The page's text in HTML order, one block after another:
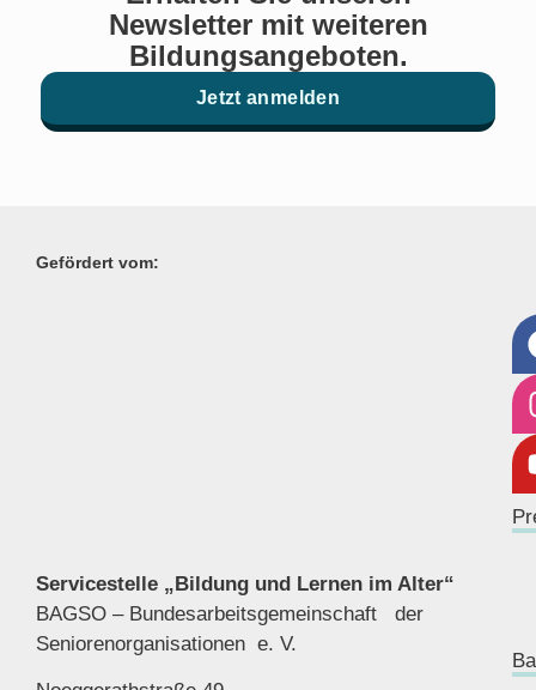
Newsletter mit weiteren
Bildungsangeboten.
Jetzt anmelden
Gefördert vom:
Servicestelle „Bildung und Lernen im Alter“
BAGSO – Bundesarbeitsgemeinschaft der
Seniorenorganisationen e. V.